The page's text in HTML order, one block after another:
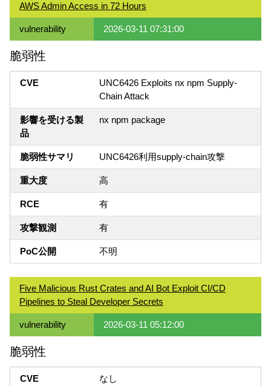
AWS Admin Access in 72 Hours
vulnerability 2026-03-11 07:31:00
脆弱性
CVE
UNC6426 Exploits nx npm Supply-
Chain Attack
影響を受ける製
品
nx npm package
脆弱性サマリ UNC6426利用supply-chain攻撃
重大度 高
RCE 有
攻撃観測 有
PoC公開 不明
Five Malicious Rust Crates and AI Bot Exploit CI/CD
Pipelines to Steal Developer Secrets
vulnerability 2026-03-11 05:12:00
脆弱性
CVE なし